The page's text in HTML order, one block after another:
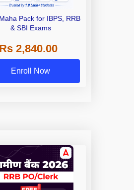
Pack for IBPS, RRB
& SBI Exams
Rs 2,840.00
Enroll Now